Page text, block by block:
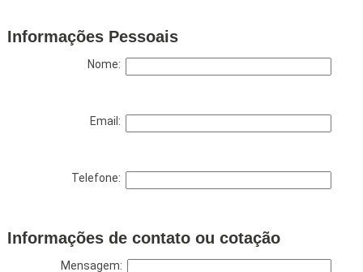
Informações Pessoais
Nome:
Email:
Telefone:
Informações de contato ou cotação
Mensagem: